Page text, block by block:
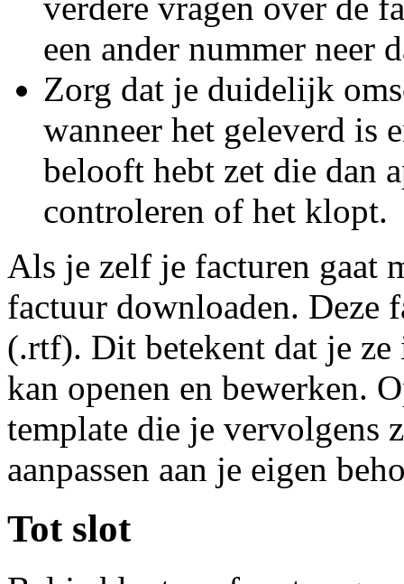
een ander nummer neer
Zorg dat je duidelijk
wanneer het geleverd is
belooft hebt zet die dan
controleren of het klopt.
Als je zelf je facturen gaat
factuur downloaden. Deze
(.rtf). Dit betekent dat je
kan openen en bewerken.
template die je vervolgens
aanpassen aan je eigen
Tot slot